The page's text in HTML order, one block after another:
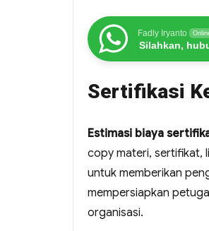
Fadly Iryanto
Silahkan,
Sertifikasi
Estimasi biaya
copy materi, sertifikat,
untuk memberikan
mempersiapkan
organisasi.